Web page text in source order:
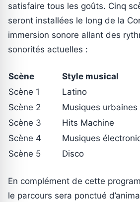
satisfaire tous les goûts. Cinq
seront installées le long de la
immersion sonore allant des
sonorités actuelles :
Scène
Style musical
Scène 1
Latino
Scène 2
Musiques urbaines
Scène 3
Hits Machine
Scène 4
Musiques
Scène 5
Disco
En complément de cette
le parcours sera ponctué